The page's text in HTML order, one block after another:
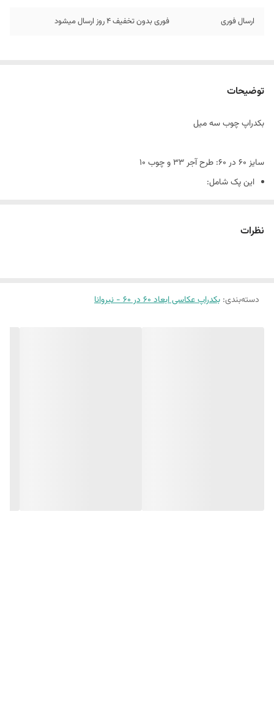
ارسال فوری فوری بدون تخفیف 4 روز ارسال میشود
توضیحات
بکدراپ چوب سه میل
سایز ۶٠ در 60: طرح آجر 33 و چوب 10
این پک شامل:
(طرح پرفروش اختصاصی نیروانا است)
نظرات
دسته‌بندی: بکدراپ عکاسی ابعاد 60 در 60 - نیروانا